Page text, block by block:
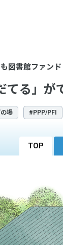
図書館ファンド
てる」
場 #PPP/PFI
TOP